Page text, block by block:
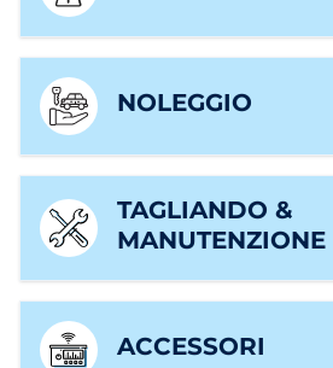
NOLEGGIO
TAGLIANDO &
MANUTENZIONE
ACCESSORI